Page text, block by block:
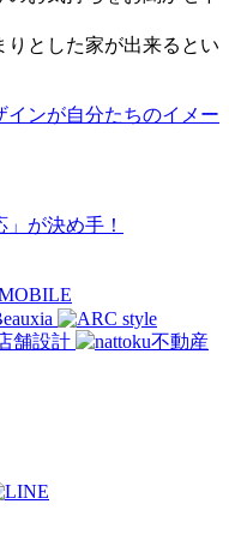
とした家が出来るとい
ンが自分たちのイメー
が決め手！